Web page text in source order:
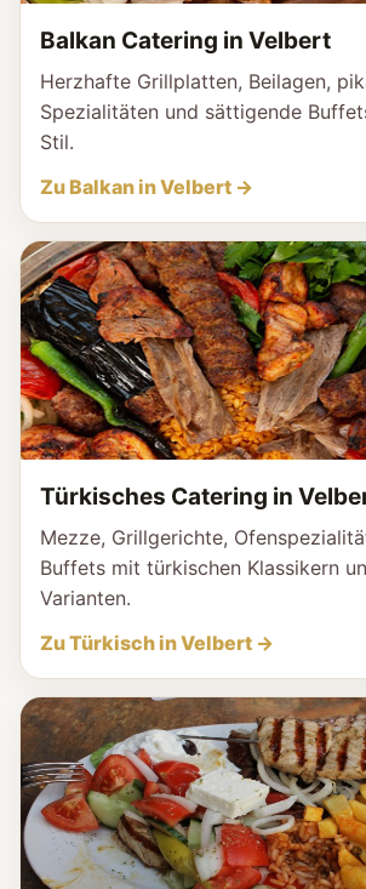
Balkan Catering in Velbert
Herzhafte Grillplatten, Beilagen,
Spezialitäten und sättigende
Stil.
Zu Balkan in Velbert →
Türkisches Catering in
Mezze, Grillgerichte,
Buffets mit türkischen Klassikern
Varianten.
Zu Türkisch in Velbert →